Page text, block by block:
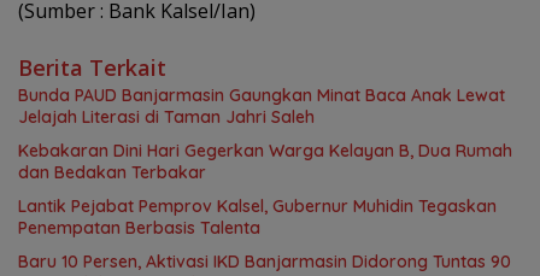
(Sumber : Bank Kalsel/Ian)
Berita Terkait
Bunda PAUD Banjarmasin Gaungkan Minat Baca Anak Lewat
Jelajah Literasi di Taman Jahri Saleh
Kebakaran Dini Hari Gegerkan Warga Kelayan B, Dua Rumah
dan Bedakan Terbakar
Lantik Pejabat Pemprov Kalsel, Gubernur Muhidin Tegaskan
Penempatan Berbasis Talenta
Baru 10 Persen, Aktivasi IKD Banjarmasin Didorong Tuntas 90